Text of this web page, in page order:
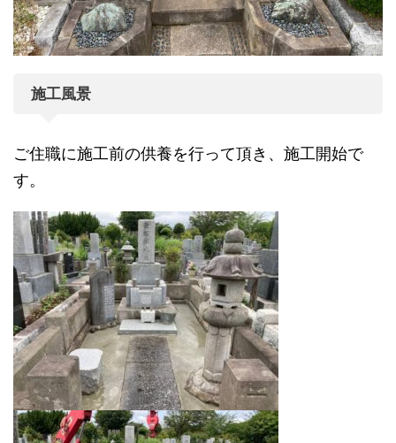
施工風景
ご住職に施工前の供養を行って頂き、施工開始で
す。